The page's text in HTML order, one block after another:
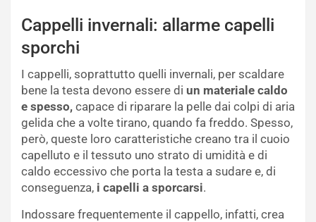
Cappelli invernali: allarme capelli
sporchi
I cappelli, soprattutto quelli invernali, per scaldare
bene la testa devono essere di un materiale caldo
e spesso, capace di riparare la pelle dai colpi di aria
gelida che a volte tirano, quando fa freddo. Spesso,
però, queste loro caratteristiche creano tra il cuoio
capelluto e il tessuto uno strato di umidità e di
caldo eccessivo che porta la testa a sudare e, di
conseguenza, i capelli a sporcarsi.
Indossare frequentemente il cappello, infatti, crea